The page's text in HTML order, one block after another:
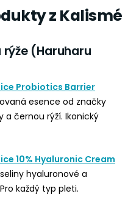
z Kalismé
(Haruharu
Probiotics Barrier
esence od značky
a černou rýží. Ikonický
10% Hyaluronic Cream
hyaluronové a
každý typ pleti.